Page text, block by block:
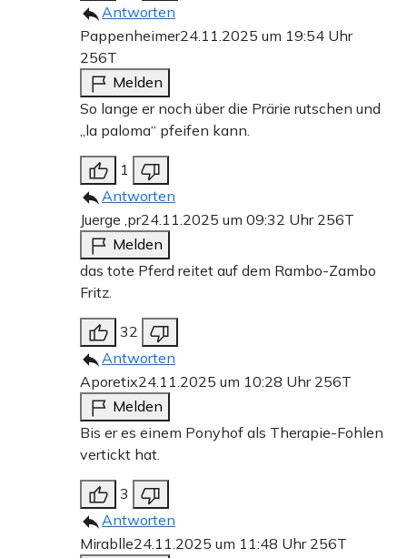
Antworten
Pappenheimer24.11.2025 um 19:54 Uhr
256T
Melden
So lange er noch über die Prärie rutschen und
„la paloma“ pfeifen kann.
1
Antworten
Juerge ,pr24.11.2025 um 09:32 Uhr 256T
Melden
das tote Pferd reitet auf dem Rambo-Zambo
Fritz.
32
Antworten
Aporetix24.11.2025 um 10:28 Uhr 256T
Melden
Bis er es einem Ponyhof als Therapie-Fohlen
vertickt hat.
3
Antworten
Mirablle24.11.2025 um 11:48 Uhr 256T